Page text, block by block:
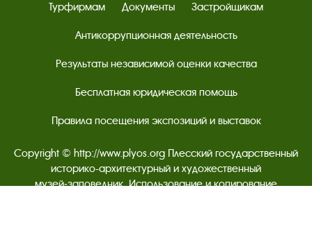
Турфирмам Документы Застройщикам
Антикоррупционная деятельность
Результаты независимой оценки качества
Бесплатная юридическая помощь
Правила посещения экспозиций и выставок
Copyright © http://www.plyos.org Плесский государственный
историко-архитектурный и художественный
музей‑заповедник. Использование и копирование